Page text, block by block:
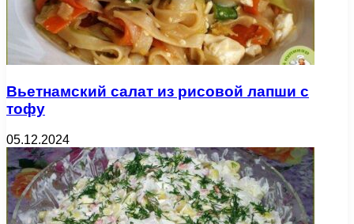
Вьетнамский салат из рисовой лапши с
тофу
05.12.2024